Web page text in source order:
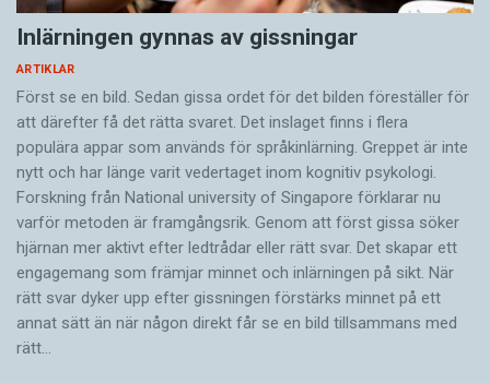
Inlärningen gynnas av gissningar
ARTIKLAR
Först se en bild. Sedan gissa ordet för det bilden föreställer för
att därefter få det rätta svaret. Det inslaget finns i flera
populära appar som används för språkinlärning. Greppet är inte
nytt och har länge varit vedertaget inom kognitiv psykologi.
Forskning från National university of Singa­pore förklarar nu
varför metoden är framgångsrik. Genom att först gissa ­söker
hjärnan mer aktivt ­efter ledtrådar eller rätt svar. Det skapar ett
engagemang som främjar minnet och inlärningen på sikt. När
rätt svar dyker upp efter gissningen förstärks minnet på ett
annat sätt än när någon direkt får se en bild tillsammans med
rätt…